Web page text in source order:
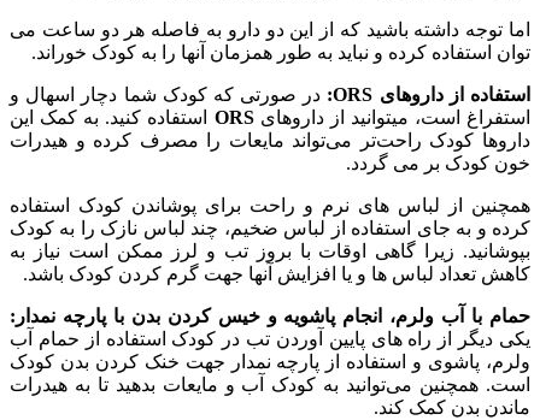
اما توجه داشته باشید که از این دو دارو به فاصله هر دو ساعت می
توان استفاده کرده و نباید به طور همزمان آنها را به کودک خوراند.
استفاده از داروهای ORS:
در صورتی که کودک شما دچار اسهال و
استفراغ است، میتوانید از داروهایORS استفاده کنید. به کمک این
داروها کودک راحت‌تر می‌تواند مایعات را مصرف کرده و هیدرات
خون کودک بر می گردد.
همچنین از لباس های نرم و راحت برای پوشاندن کودک استفاده
کرده و به جای استفاده از لباس ضخیم، چند لباس نازک را به کودک
بپوشانید. زیرا گاهی اوقات با بروز تب و لرز ممکن است نیاز به
کاهش تعداد لباس ها و یا افزایش آنها جهت گرم کردن کودک باشد.
حمام با آب ولرم، انجام پاشویه و خیس کردن بدن با پارچه نمدار:
یکی دیگر از راه های پایین آوردن تب در کودک استفاده از حمام آب
ولرم، پاشوی و استفاده از پارچه نمدار جهت خنک کردن بدن کودک
است. همچنین می‌توانید به کودک آب و مایعات بدهید تا به هیدرات
ماندن بدن کمک کند.